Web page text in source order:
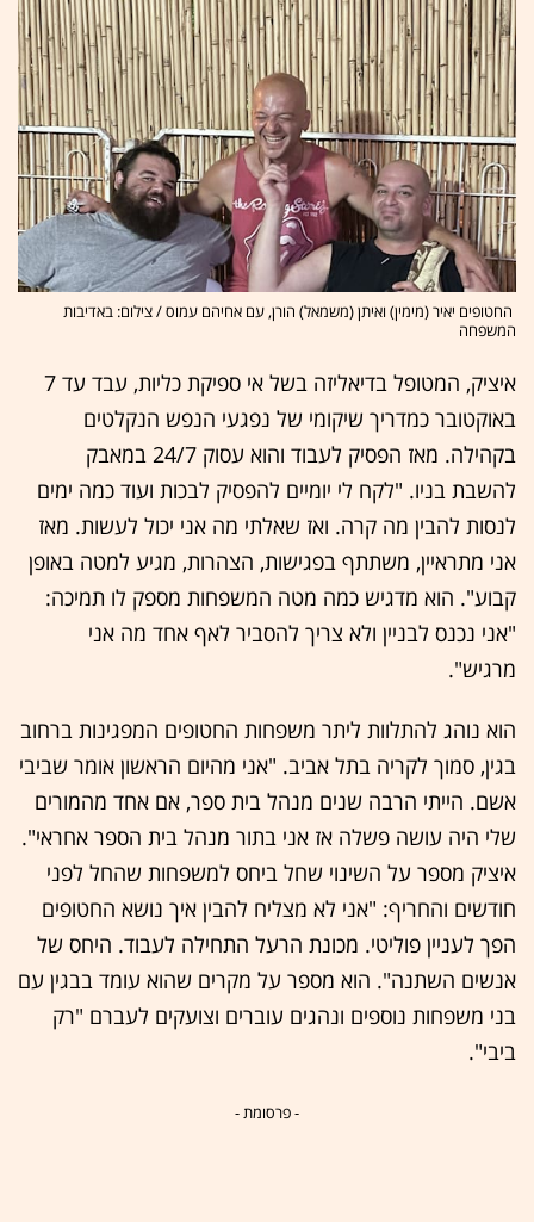
החטופים יאיר (מימין) ואיתן (משמאל) הורן, עם אחיהם עמוס / צילום: באדיבות
המשפחה
איציק, המטופל בדיאליזה בשל אי ספיקת כליות, עבד עד 7
באוקטובר כמדריך שיקומי של נפגעי הנפש הנקלטים
בקהילה. מאז הפסיק לעבוד והוא עסוק 24/7 במאבק
להשבת בניו. "לקח לי יומיים להפסיק לבכות ועוד כמה ימים
לנסות להבין מה קרה. ואז שאלתי מה אני יכול לעשות. מאז
אני מתראיין, משתתף בפגישות, הצהרות, מגיע למטה באופן
קבוע". הוא מדגיש כמה מטה המשפחות מספק לו תמיכה:
"אני נכנס לבניין ולא צריך להסביר לאף אחד מה אני
מרגיש".
הוא נוהג להתלוות ליתר משפחות החטופים המפגינות ברחוב
בגין, סמוך לקריה בתל אביב. "אני מהיום הראשון אומר שביבי
אשם. הייתי הרבה שנים מנהל בית ספר, אם אחד מהמורים
שלי היה עושה פשלה אז אני בתור מנהל בית הספר אחראי".
איציק מספר על השינוי שחל ביחס למשפחות שהחל לפני
חודשים והחריף: "אני לא מצליח להבין איך נושא החטופים
הפך לעניין פוליטי. מכונת הרעל התחילה לעבוד. היחס של
אנשים השתנה". הוא מספר על מקרים שהוא עומד בבגין עם
בני משפחות נוספים ונהגים עוברים וצועקים לעברם "רק
ביבי".
- פרסומת -